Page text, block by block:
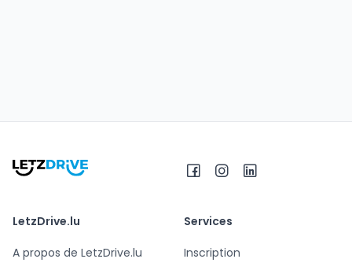
LetzDrive.lu
A propos de LetzDrive.lu
Services
Inscription